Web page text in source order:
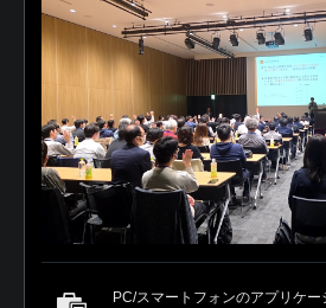
PC/スマートフォンのアプリケ